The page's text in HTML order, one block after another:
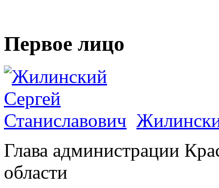
Первое лицо
Глава администрации
области